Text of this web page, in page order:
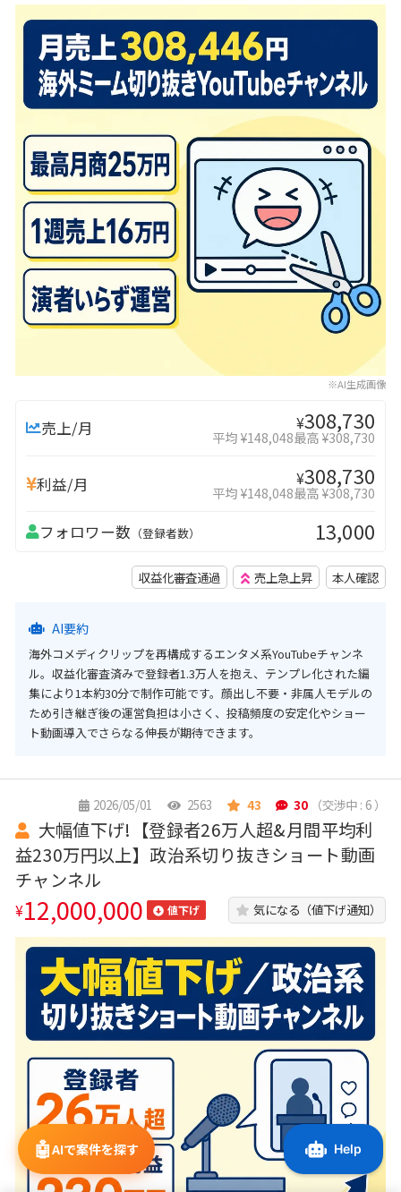
※AI生成画像
売上/月 ¥308,730
平均 ¥148,048最高 ¥308,730
利益/月 ¥308,730
平均 ¥148,048最高 ¥308,730
フォロワー数 （登録者数） 13,000
収益化審査通過 売上急上昇 本人確認
AI要約
海外コメディクリップを再構成するエンタメ系YouTubeチャンネ
ル。収益化審査済みで登録者1.3万人を抱え、テンプレ化された編
集により1本約30分で制作可能です。顔出し不要・非属人モデルの
ため引き継ぎ後の運営負担は小さく、投稿頻度の安定化やショー
ト動画導入でさらなる伸長が期待できます。
2026/05/01 2563 43 30 （交渉中 : 6 ）
大幅値下げ!【登録者26万人超&月間平均利
益230万円以上】政治系切り抜きショート動画
チャンネル
¥12,000,000 値下げ 気になる（値下げ通知）
🤖AIで案件を探す